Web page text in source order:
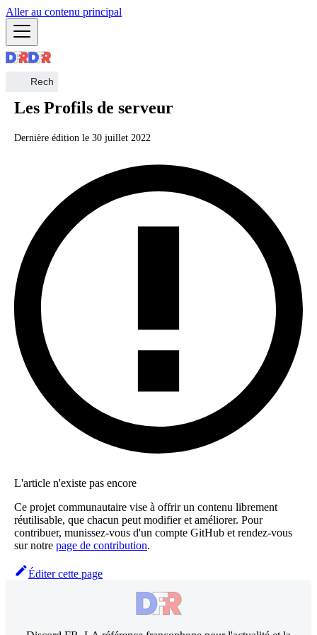
Aller au contenu principal
Les Profils de serveur
Dernière édition le 30 juillet 2022
L'article n'existe pas encore
Ce projet communautaire vise à offrir un contenu librement
réutilisable, que chacun peut modifier et améliorer. Pour
contribuer, munissez-vous d'un compte GitHub et rendez-vous
sur notre page de contribution.
Éditer cette page